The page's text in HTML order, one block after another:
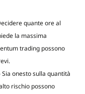
quante ore al
la massima
trading possono
Sia onesto sulla quantità
rischio possono